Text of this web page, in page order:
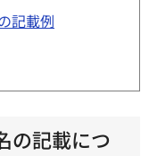
記載例
の記載につ